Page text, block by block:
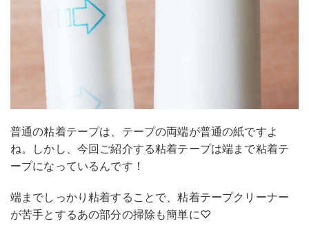
普通の粘着テープは、テープの両端が普通の紙ですよ
ね。しかし、今回ご紹介する粘着テープは端まで粘着テ
ープになっているんです！
端までしっかり粘着することで、粘着テープクリーナー
が苦手とするあの部分の掃除も簡単に♡